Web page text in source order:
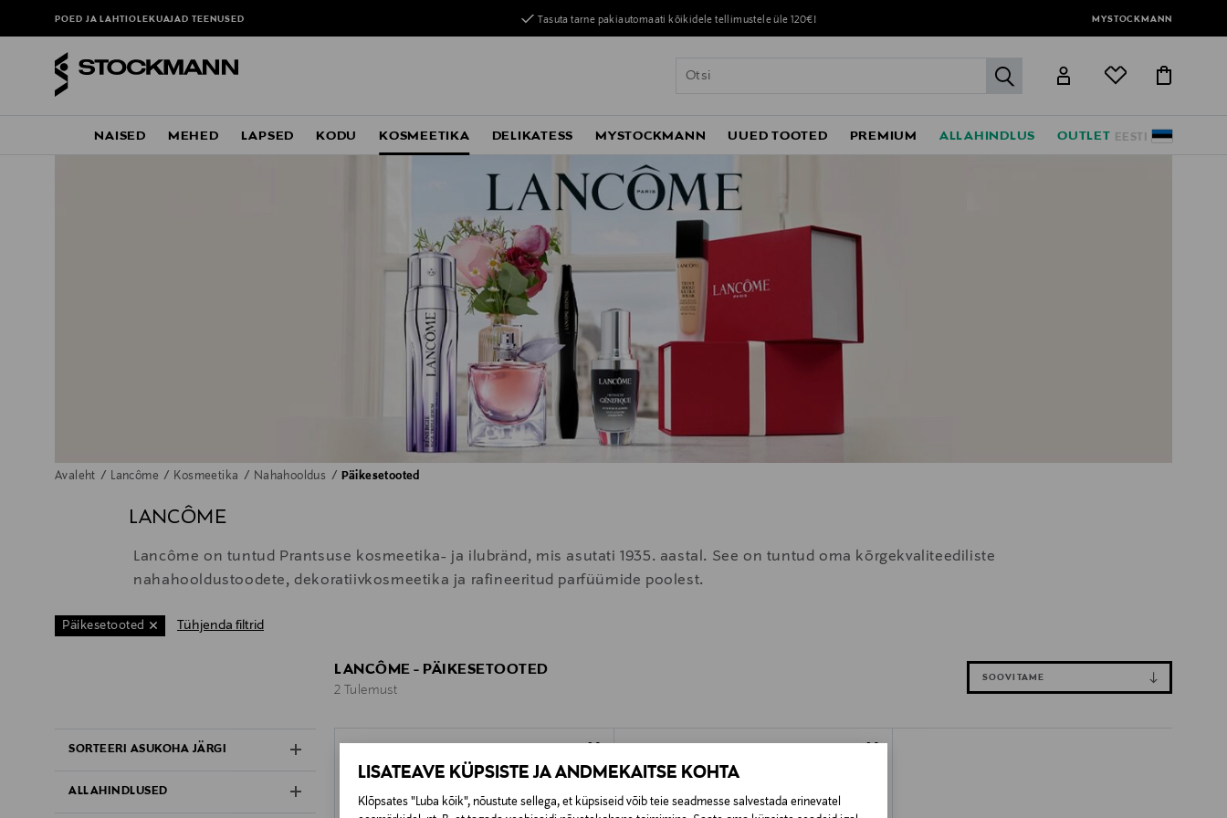
LISATEAVE KÜPSISTE JA ANDMEKAITSE KOHTA
Klõpsates "Luba kõik", nõustute sellega, et küpsiseid võib teie seadmesse salvestada erinevatel
POED JA LAHTIOLEKUAJADTEENUSED Tasuta tarne pakiautomaati kõikidele tellimustele üle 120€! MYSTOCKMANN
label.header.go
EESTI
NAISED MEHED LAPSED KODU KOSMEETIKA DELIKATESS MYSTOCKMANN UUED TOOTED PREMIUM ALLAHINDLUS OUTLET
Avaleht Lancôme Kosmeetika Nahahooldus Päikesetooted
LANCÔME
Lancôme on tuntud Prantsuse kosmeetika- ja ilubränd, mis asutati 1935. aastal. See on tuntud oma kõrgekvaliteediliste
nahahooldustoodete, dekoratiivkosmeetika ja rafineeritud parfüümide poolest.
Päikesetooted Tühjenda filtrid
SORTEERI ASUKOHA JÄRGI
ALLAHINDLUSED
LANCÔME - PÄIKESETOOTED
2 Tulemust
SOOVITAME